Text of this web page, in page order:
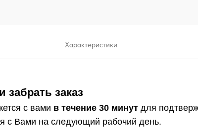
Характеристики
забрать заказ
с вами в течение 30 минут для
с Вами на следующий рабочий день.